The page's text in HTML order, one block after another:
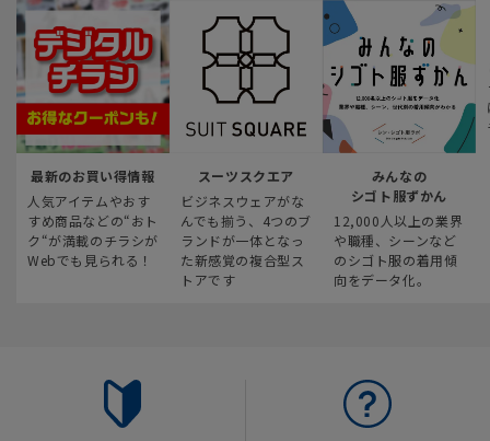
最新のお買い得情報
人気アイテムやおす
すめ商品などの“おト
ク“が満載のチラシが
Webでも見られる！
スーツスクエア
ビジネスウェアがな
んでも揃う、4つのブ
ランドが一体となっ
た新感覚の複合型ス
トアです
みんなの
シゴト服ずかん
12,000人以上の業界
や職種、シーンなど
のシゴト服の着用傾
向をデータ化。